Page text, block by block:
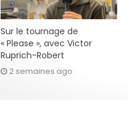
Sur le tournage de
« Please », avec Victor
Ruprich-Robert
2 semaines ago